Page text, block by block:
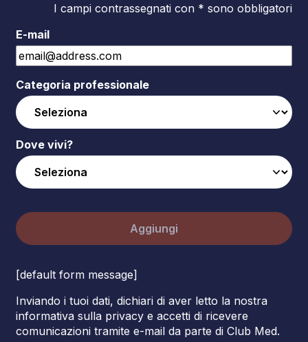
I campi contrassegnati con * sono obbligatori
E-mail
Categoria professionale
Dove vivi?
Aggiungi
[default form message]
Inviando i tuoi dati, dichiari di aver letto la nostra
informativa sulla privacy e accetti di ricevere
comunicazioni tramite e-mail da parte di Club Med.